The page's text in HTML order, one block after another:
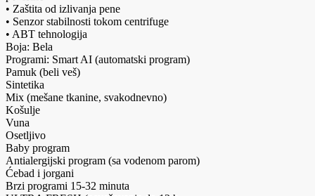
• Zaštita od izlivanja pene
• Senzor stabilnosti tokom centrifuge
• ABT tehnologija
Boja: Bela
Programi: Smart AI (automatski program)
Pamuk (beli veš)
Sintetika
Mix (mešane tkanine, svakodnevno)
Košulje
Vuna
Osetljivo
Baby program
Antialergijski program (sa vodenom parom)
Ćebad i jorgani
Brzi programi 15-32 minuta